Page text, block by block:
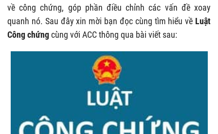
về công chứng, góp phần điều chỉnh các vấn đề xoay
quanh nó. Sau đây xin mời bạn đọc cùng tìm hiểu về Luật
Công chứngcùng với ACC thông qua bài viết sau: